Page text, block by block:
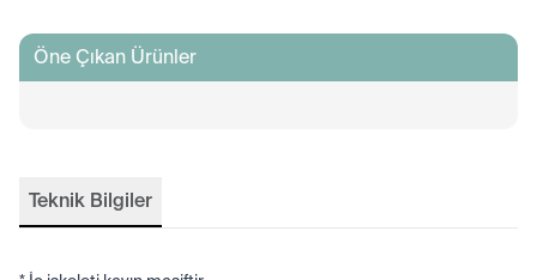
Öne Çıkan Ürünler
Teknik Bilgiler